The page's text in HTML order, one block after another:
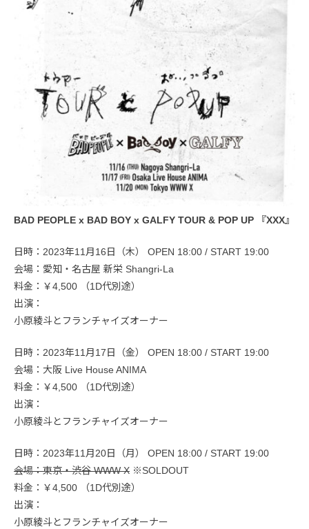
BAD PEOPLE x BAD BOY x GALFY TOUR & POP UP 『XXX』
日時：2023年11月16日（木） OPEN 18:00 / START 19:00
会場：愛知・名古屋 新栄 Shangri-La
料金：￥4,500 （1D代別途）
出演：
小原綾斗とフランチャイズオーナー
日時：2023年11月17日（金） OPEN 18:00 / START 19:00
会場：大阪 Live House ANIMA
料金：￥4,500 （1D代別途）
出演：
小原綾斗とフランチャイズオーナー
日時：2023年11月20日（月） OPEN 18:00 / START 19:00
会場：東京・渋谷 WWW X ※SOLDOUT
料金：￥4,500 （1D代別途）
出演：
小原綾斗とフランチャイズオーナー